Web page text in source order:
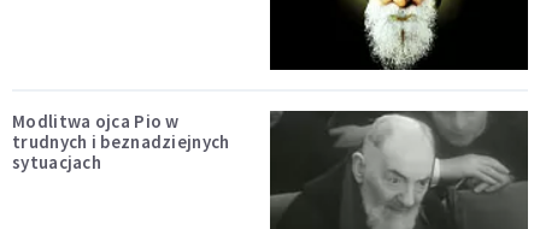
Modlitwa ojca Pio w
trudnych i beznadziejnych
sytuacjach